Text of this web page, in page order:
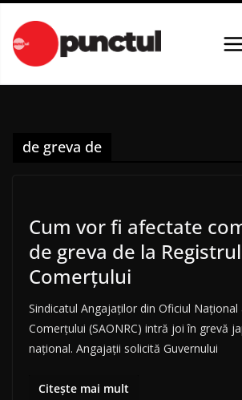
conținut
de greva de
Cum vor fi afectate
de greva de la Registrul
Comerțului
Sindicatul Angajaților din Oficiul Național
Comerțului (SAONRC) intră joi în grevă
național. Angajații solicită Guvernului
Citește mai mult